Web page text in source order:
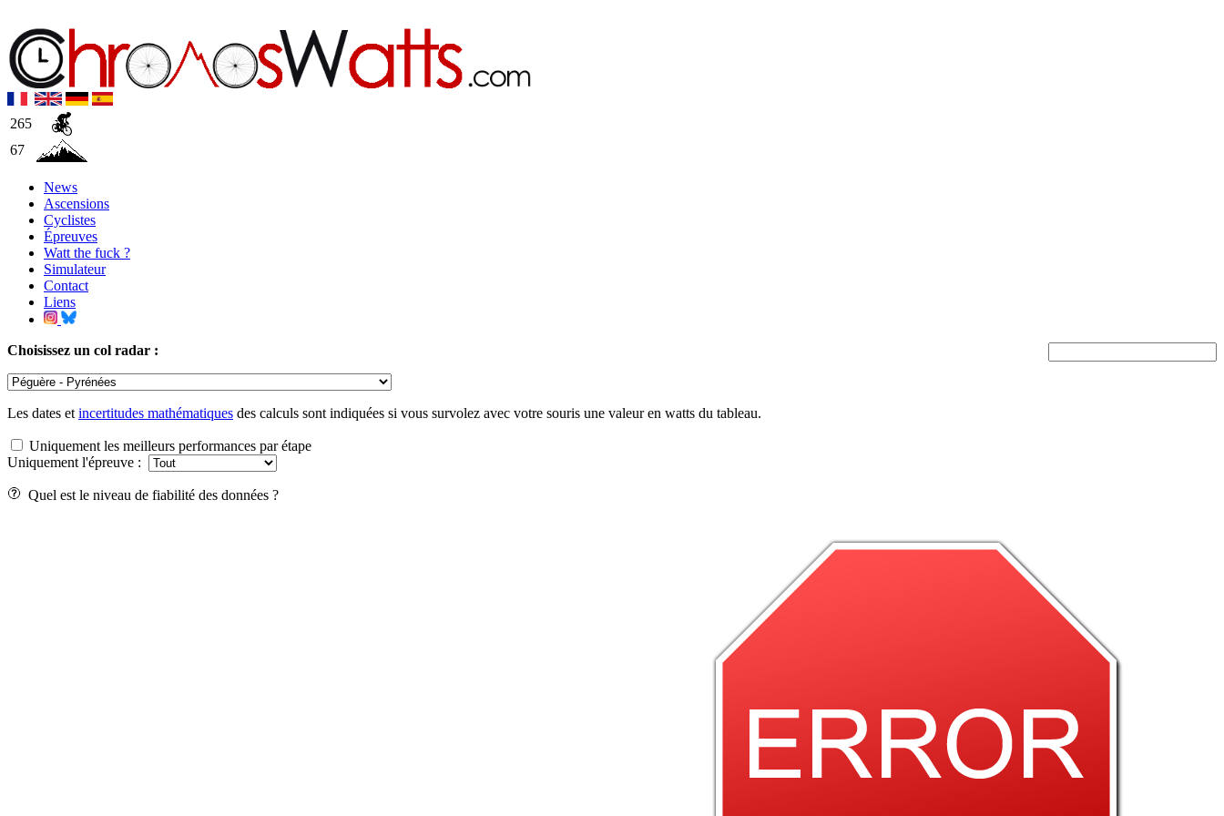
265
67
News
Ascensions
Cyclistes
Épreuves
Watt the fuck ?
Simulateur
Contact
Liens
Choisissez un col radar :
Les dates et incertitudes mathématiques des calculs sont indiquées si vous survolez avec votre souris une valeur en watts du tableau.
Uniquement les meilleurs performances par étape
Uniquement l'épreuve :
Quel est le niveau de fiabilité des données ?